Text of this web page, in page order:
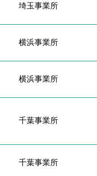
埼玉事業所
横浜事業所
横浜事業所
千葉事業所
千葉事業所